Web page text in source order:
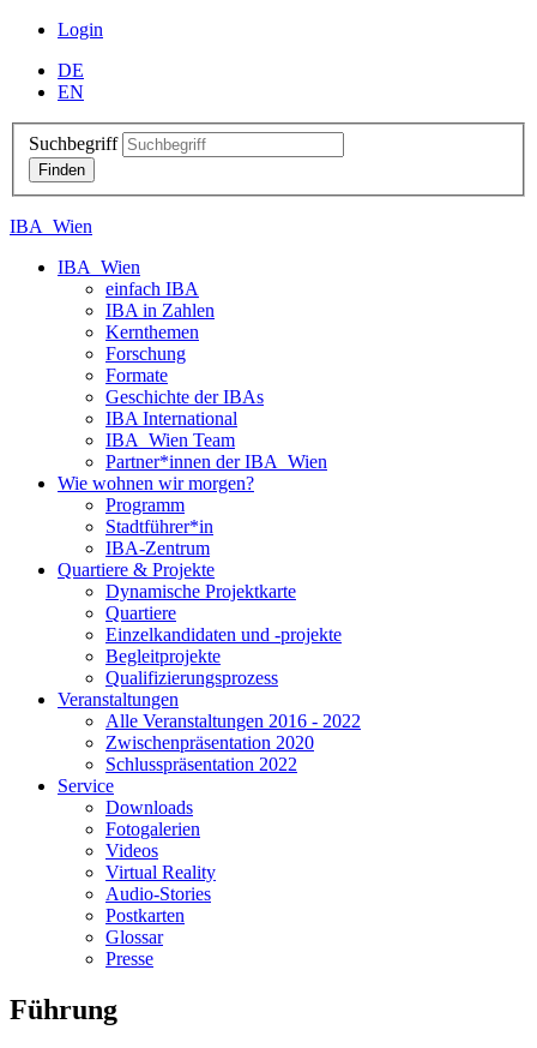
Login
DE
EN
Suchbegriff
IBA_Wien
IBA_Wien
einfach IBA
IBA in Zahlen
Kernthemen
Forschung
Formate
Geschichte der IBAs
IBA International
IBA_Wien Team
Partner*innen der IBA_Wien
Wie wohnen wir morgen?
Programm
Stadtführer*in
IBA-Zentrum
Quartiere & Projekte
Dynamische Projektkarte
Quartiere
Einzelkandidaten und -projekte
Begleitprojekte
Qualifizierungsprozess
Veranstaltungen
Alle Veranstaltungen 2016 - 2022
Zwischenpräsentation 2020
Schlusspräsentation 2022
Service
Downloads
Fotogalerien
Videos
Virtual Reality
Audio-Stories
Postkarten
Glossar
Presse
Führung